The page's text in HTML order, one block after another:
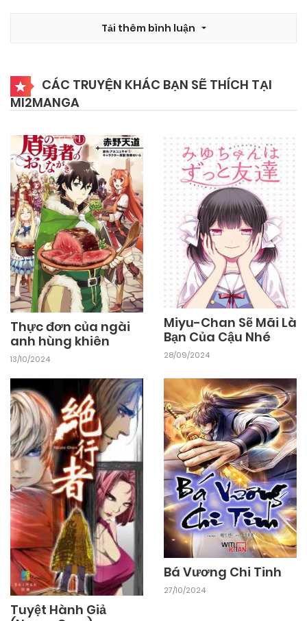
Chapter 130 11/05/2026
Chapter 129 27/04/2026
Chapter 128 27/04/2026
Chapter 127 21/04/2026
Chapter 126 12/04/2026
Chapter 125 12/04/2026
Chapter 124 12/04/2026
Chapter 123 12/04/2026
Chapter 122 19/03/2026
Chapter 121 19/03/2026
Chapter 120 10/03/2026
Tải thêm bình luận
CÁC TRUYỆN KHÁC BẠN SẼ THÍCH TẠI
MI2MANGA
Thực đơn của ngài
anh hùng khiên
13/10/2024
Miyu-Chan Sẽ Mãi Là
Bạn Của Cậu Nhé
28/09/2024
Tuyệt Hành Giả
Bá Vương Chi Tinh
27/10/2024